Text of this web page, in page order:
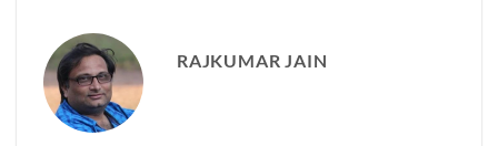
RAJKUMAR JAIN